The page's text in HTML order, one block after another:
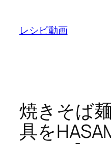
レシピ動画
焼きそば
具を